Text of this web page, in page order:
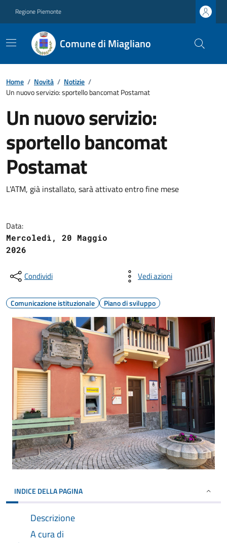
Regione Piemonte
Comune di Miagliano
Home / Novità / Notizie /
Un nuovo servizio: sportello bancomat Postamat
Un nuovo servizio:
sportello bancomat
Postamat
L'ATM, già installato, sarà attivato entro fine mese
Data:
Mercoledì, 20 Maggio
2026
Condividi Vedi azioni
Comunicazione istituzionale Piano di sviluppo
INDICE DELLA PAGINA
Descrizione
A cura di